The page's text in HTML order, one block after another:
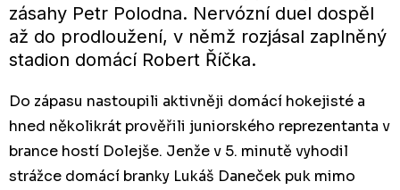
zásahy Petr Polodna. Nervózní duel dospěl
až do prodloužení, v němž rozjásal zaplněný
stadion domácí Robert Říčka.
Do zápasu nastoupili aktivněji domácí hokejisté a
hned několikrát prověřili juniorského reprezentanta v
brance hostí Dolejše. Jenže v 5. minutě vyhodil
strážce domácí branky Lukáš Daneček puk mimo